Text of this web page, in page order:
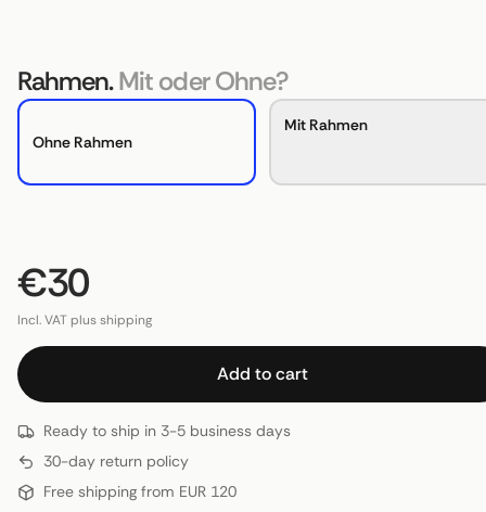
Rahmen.Mit oder Ohne?
Ohne Rahmen
Mit Rahmen
€30
Incl. VAT plus shipping
Add to cart
Ready to ship in 3-5 business days
30-day return policy
Free shipping from EUR 120